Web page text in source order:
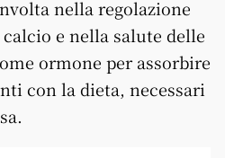
nella regolazione
e nella salute delle
ormone per assorbire
con la dieta, necessari